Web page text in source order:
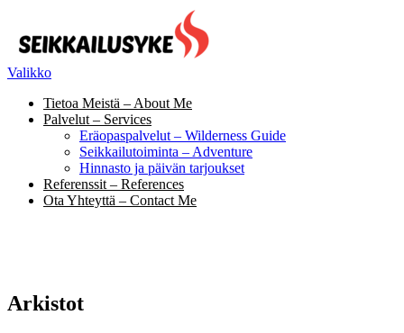
sisältöön
Valikko
Tietoa Meistä – About Me
Palvelut – Services
Eräopaspalvelut – Wilderness Guide
Seikkailutoiminta – Adventure
Hinnasto ja päivän tarjoukset
Referenssit – References
Ota Yhteyttä – Contact Me
Arkistot